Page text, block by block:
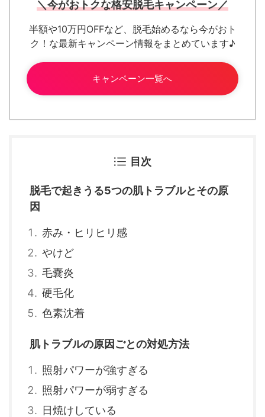
＼今がおトクな格安脱毛キャンペーン／
半額や10万円OFFなど、脱毛始めるなら今がおト
ク！な最新キャンペーン情報をまとめています♪
キャンペーン一覧へ
目次
脱毛で起きうる5つの肌トラブルとその原
因
赤み・ヒリヒリ感
やけど
毛嚢炎
硬毛化
色素沈着
肌トラブルの原因ごとの対処方法
照射パワーが強すぎる
照射パワーが弱すぎる
日焼けしている